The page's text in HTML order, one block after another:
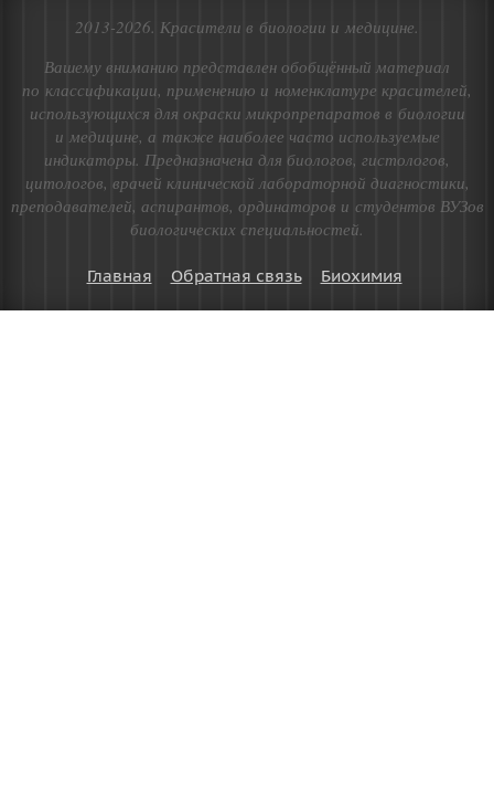
2013-2026. Красители в биологии и медицине.
Вашему вниманию представлен обобщённый материал
по классификации, применению и номенклатуре красителей,
использующихся для окраски микропрепаратов в биологии
и медицине, а также наиболее часто используемые
индикаторы. Предназначена для биологов, гистологов,
цитологов, врачей клинической лабораторной диагностики,
преподавателей, аспирантов, ординаторов и студентов ВУЗов
биологических специальностей.
Главная Обратная связь Биохимия